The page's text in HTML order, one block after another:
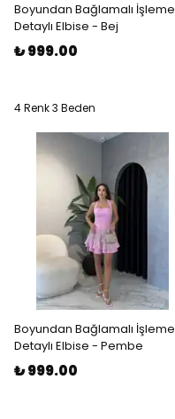
Boyundan Bağlamalı İşleme
Detaylı Elbise - Bej
₺ 999.00
4 Renk 3 Beden
Boyundan Bağlamalı İşleme
Detaylı Elbise - Pembe
₺ 999.00